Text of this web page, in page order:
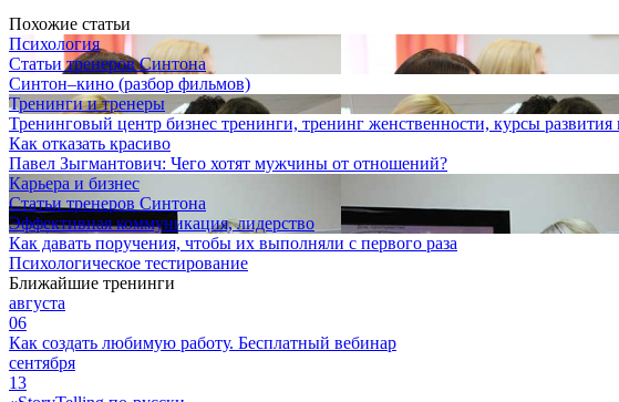
Похожие статьи
Психология
Статьи тренеров Синтона
Синтон–кино (разбор фильмов)
Тренинги и тренеры
Тренинговый центр бизнес тренинги, тренинг женственности, курсы развития
Как отказать красиво
Павел Зыгмантович: Чего хотят мужчины от отношений?
Карьера и бизнес
Статьи тренеров Синтона
Эффективная коммуникация, лидерство
Как давать поручения, чтобы их выполняли с первого раза
Психологическое тестирование
Ближайшие тренинги
августа
06
Как создать любимую работу. Бесплатный вебинар
сентября
13